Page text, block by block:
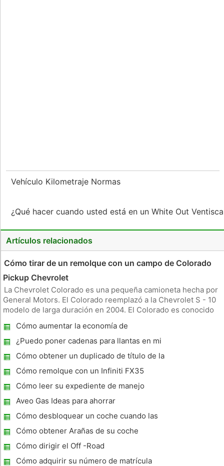
Vehículo Kilometraje Normas
¿Qué hacer cuando usted está en un White Out
Artículos relacionados
Cómo tirar de un remolque con un campo de Colorado
Pickup Chevrolet
La Chevrolet Colorado es una pequeña camioneta hecha por
General Motors. El Colorado reemplazó a la Chevrolet S - 10
modelo de larga duración en 2004. El Colorado es conocido
en línea (I- 5 ) . Es la única camioneta en el mercado con este
ti
Cómo aumentar la economía de
combustible en un Toyota Tacoma
¿Puedo poner cadenas para llantas en mi
Chevy Tahoe?
Cómo obtener un duplicado de título de la
Florida
Cómo remolque con un Infiniti FX35
Cómo leer su expediente de manejo
Aveo Gas Ideas para ahorrar
Cómo desbloquear un coche cuando las
teclas están Inside
Cómo obtener Arañas de su coche
Cómo dirigir el Off -Road
Cómo adquirir su número de matrícula